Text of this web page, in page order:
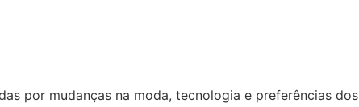
por mudanças na moda, tecnologia e preferências dos